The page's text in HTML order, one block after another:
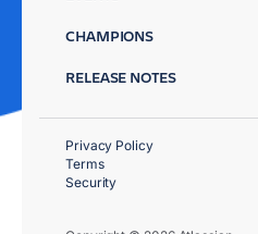
CHAMPIONS
RELEASE NOTES
Privacy Policy
Terms
Security